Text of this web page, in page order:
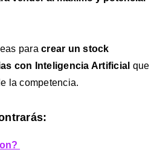
para crear un stock
con Inteligencia Artificial que
la competencia.